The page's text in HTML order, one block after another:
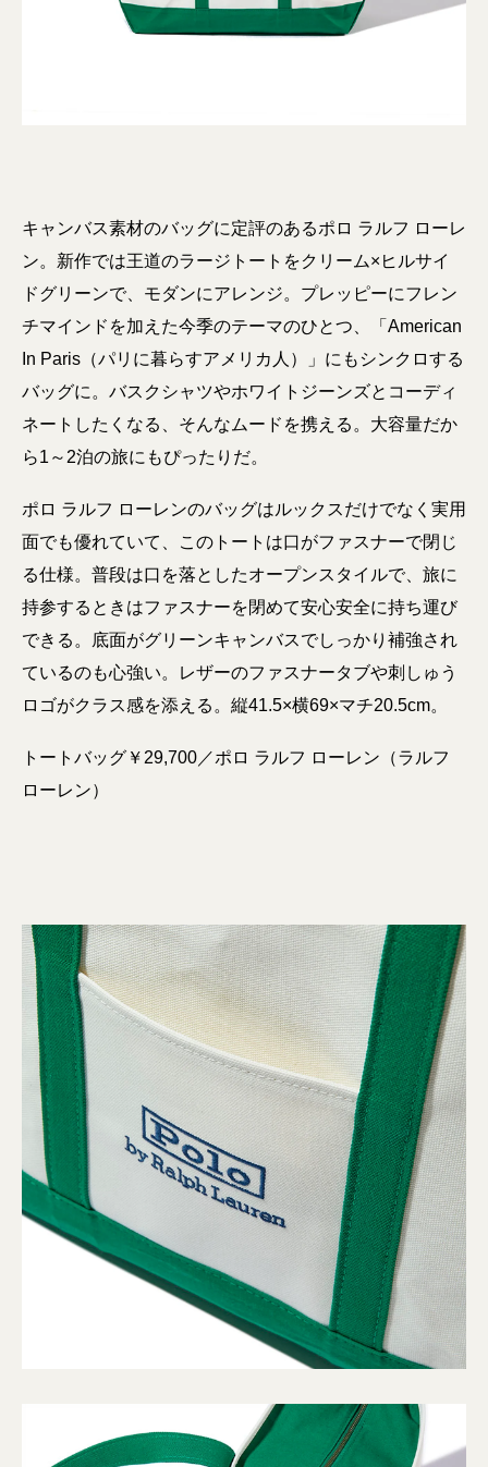
キャンバス素材のバッグに定評のあるポロ ラルフ ローレ
ン。新作では王道のラージトートをクリーム×ヒルサイ
ドグリーンで、モダンにアレンジ。プレッピーにフレン
チマインドを加えた今季のテーマのひとつ、「American
In Paris（パリに暮らすアメリカ人）」にもシンクロする
バッグに。バスクシャツやホワイトジーンズとコーディ
ネートしたくなる、そんなムードを携える。大容量だか
ら1～2泊の旅にもぴったりだ。
ポロ ラルフ ローレンのバッグはルックスだけでなく実用
面でも優れていて、このトートは口がファスナーで閉じ
る仕様。普段は口を落としたオープンスタイルで、旅に
持参するときはファスナーを閉めて安心安全に持ち運び
できる。底面がグリーンキャンバスでしっかり補強され
ているのも心強い。レザーのファスナータブや刺しゅう
ロゴがクラス感を添える。縦41.5×横69×マチ20.5cm。
トートバッグ￥29,700／ポロ ラルフ ローレン（ラルフ
ローレン）